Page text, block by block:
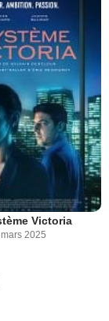
Victoria
2025